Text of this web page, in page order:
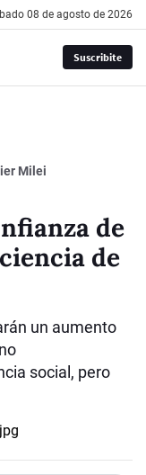
08 de agosto de 2026
Suscribite
Milei
de
de
un aumento
social, pero